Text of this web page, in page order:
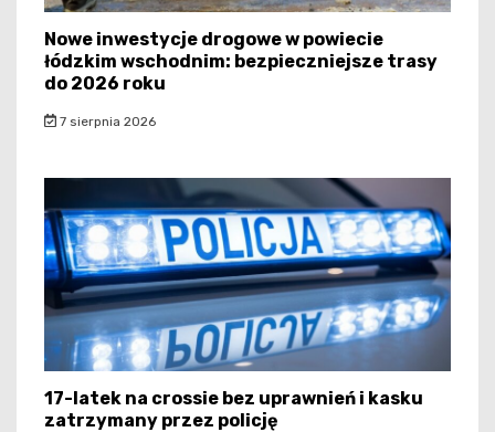
Nowe inwestycje drogowe w powiecie
łódzkim wschodnim: bezpieczniejsze trasy
do 2026 roku
7 sierpnia 2026
17-latek na crossie bez uprawnień i kasku
zatrzymany przez policję